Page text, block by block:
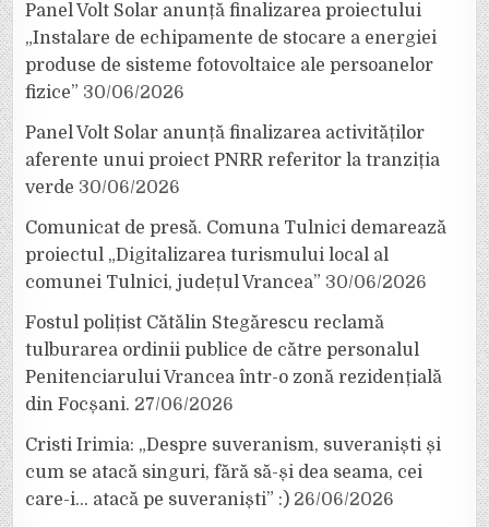
Panel Volt Solar anunță finalizarea proiectului
„Instalare de echipamente de stocare a energiei
produse de sisteme fotovoltaice ale persoanelor
fizice” 30/06/2026
Panel Volt Solar anunță finalizarea activităților
aferente unui proiect PNRR referitor la tranziția
verde 30/06/2026
Comunicat de presă. Comuna Tulnici demarează
proiectul „Digitalizarea turismului local al
comunei Tulnici, județul Vrancea” 30/06/2026
Fostul polițist Cătălin Stegărescu reclamă
tulburarea ordinii publice de către personalul
Penitenciarului Vrancea într-o zonă rezidențială
din Focșani. 27/06/2026
Cristi Irimia: „Despre suveranism, suveraniști și
cum se atacă singuri, fără să-și dea seama, cei
care-i… atacă pe suveraniști” :) 26/06/2026